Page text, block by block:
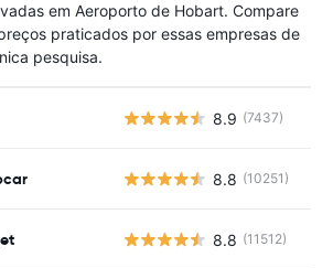
em Aeroporto de Hobart. Compare
praticados por essas empresas de
pesquisa.
8.9 (7437)
8.8 (10251)
8.8 (11512)